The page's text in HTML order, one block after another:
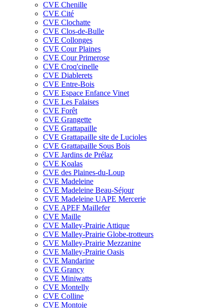
CVE Chenille
CVE Cité
CVE Clochatte
CVE Clos-de-Bulle
CVE Collonges
CVE Cour Plaines
CVE Cour Primerose
CVE Croq'cinelle
CVE Diablerets
CVE Entre-Bois
CVE Espace Enfance Vinet
CVE Les Falaises
CVE Forêt
CVE Grangette
CVE Grattapaille
CVE Grattapaille site de Lucioles
CVE Grattapaille Sous Bois
CVE Jardins de Prélaz
CVE Koalas
CVE des Plaines-du-Loup
CVE Madeleine
CVE Madeleine Beau-Séjour
CVE Madeleine UAPE Mercerie
CVE APEF Maillefer
CVE Maille
CVE Malley-Prairie Attique
CVE Malley-Prairie Globe-trotteurs
CVE Malley-Prairie Mezzanine
CVE Malley-Prairie Oasis
CVE Mandarine
CVE Grancy
CVE Miniwatts
CVE Montelly
CVE Colline
CVE Montoie